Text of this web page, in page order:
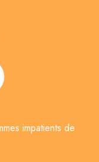
impatients de